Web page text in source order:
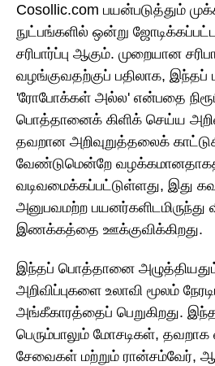
Cosollic.com பயன்படுத்தும்
நுட்பங்களில் ஒன்று
சரிபார்ப்பு ஆகும். முறையான
வழங்குவதற்குப் பதிலாக,
'ரோபோக்கள் அல்ல' என்பதை
பொத்தானைக் கிளிக் செய்ய
தவறான அறிவுறுத்தலைக்
வேண்டுமென்றே
வடிவமைக்கப்பட்டுள்ளது, இது
அனுபவமற்ற பயனர்களிடமிருந்து
இணக்கத்தை ஊக்குவிக்கிறது.
இந்தப் பொத்தானை
அறிவிப்புகளை உலாவி மூலம்
அங்கீகாரத்தைப் பெறுகிறது. இந்த
பெரும்பாலும் மோசடிகள், தவறாக
சேவைகள் மற்றும் ரான்சம்வேர்,